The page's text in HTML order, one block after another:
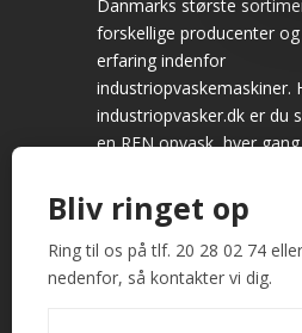
Danmarks største
forskellige producenter
erfaring indenfor
industriopvaskemaskiner.
industriopvasker.dk er du
en REN opvask, hver gang.
Vi ved det godt – opvask
først på dagsordenen.
der hver dag mange timer
op. Fungerer maskinen
Bliv ringet op
Ring til os på tlf. 20 28 02 74
nedenfor, så kontakter vi dig.